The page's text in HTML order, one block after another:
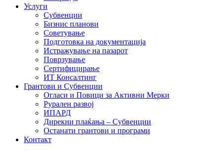
Услуги
Субвенции
Бизнис планови
Советување
Подготовка на документација
Истражување на пазарот
Поврзување
Сертифицирање
ИТ Консалтинг
Грантови и Субвенции
Огласи и Повици за Активни Мерки
Рурален развој
ИПАРД
Дирекни плаќања – Субвенции
Останати грантови и програми
Контакт